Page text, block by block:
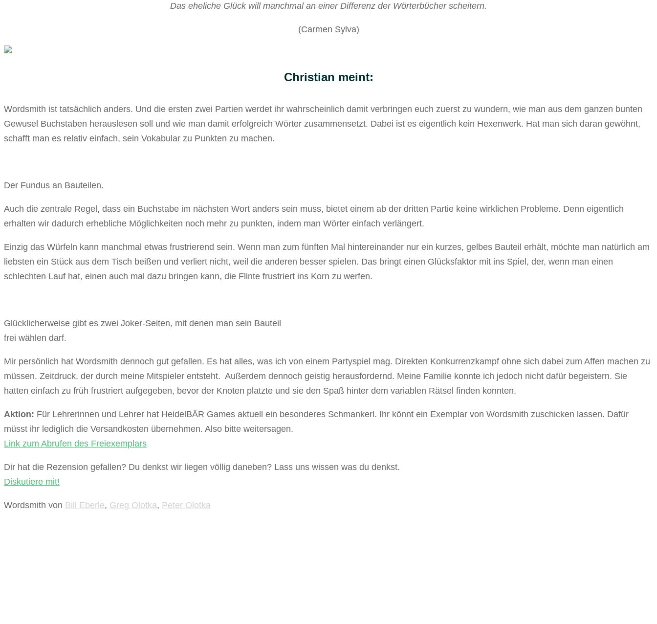
Das eheliche Glück will manchmal an einer Differenz der Wörterbücher scheitern.
(Carmen Sylva)
Christian meint:
Wordsmith ist tatsächlich anders. Und die ersten zwei Partien werdet ihr wahrscheinlich damit verbringen euch zuerst zu wundern, wie man aus dem ganzen bunten
Gewusel Buchstaben herauslesen soll und wie man damit erfolgreich Wörter zusammensetzt. Dabei ist es eigentlich kein Hexenwerk. Hat man sich daran gewöhnt,
schafft man es relativ einfach, sein Vokabular zu Punkten zu machen.
Der Fundus an Bauteilen.
Auch die zentrale Regel, dass ein Buchstabe im nächsten Wort anders sein muss, bietet einem ab der dritten Partie keine wirklichen Probleme. Denn eigentlich
erhalten wir dadurch erhebliche Möglichkeiten noch mehr zu punkten, indem man Wörter einfach verlängert.
Einzig das Würfeln kann manchmal etwas frustrierend sein. Wenn man zum fünften Mal hintereinander nur ein kurzes, gelbes Bauteil erhält, möchte man natürlich am
liebsten ein Stück aus dem Tisch beißen und verliert nicht, weil die anderen besser spielen. Das bringt einen Glücksfaktor mit ins Spiel, der, wenn man einen
schlechten Lauf hat, einen auch mal dazu bringen kann, die Flinte frustriert ins Korn zu werfen.
Glücklicherweise gibt es zwei Joker-Seiten, mit denen man sein Bauteil
frei wählen darf.
Mir persönlich hat Wordsmith dennoch gut gefallen. Es hat alles, was ich von einem Partyspiel mag. Direkten Konkurrenzkampf ohne sich dabei zum Affen machen zu
müssen. Zeitdruck, der durch meine Mitspieler entsteht. Außerdem dennoch geistig herausfordernd. Meine Familie konnte ich jedoch nicht dafür begeistern. Sie
hatten einfach zu früh frustriert aufgegeben, bevor der Knoten platzte und sie den Spaß hinter dem variablen Rätsel finden konnten.
Aktion: Für Lehrerinnen und Lehrer hat HeidelBÄR Games aktuell ein besonderes Schmankerl. Ihr könnt ein Exemplar von Wordsmith zuschicken lassen. Dafür
müsst ihr lediglich die Versandkosten übernehmen. Also bitte weitersagen.
Link zum Abrufen des Freiexemplars
Dir hat die Rezension gefallen? Du denkst wir liegen völlig daneben? Lass uns wissen was du denkst.
Diskutiere mit!
Wordsmith von Bill Eberle, Greg Olotka, Peter Olotka